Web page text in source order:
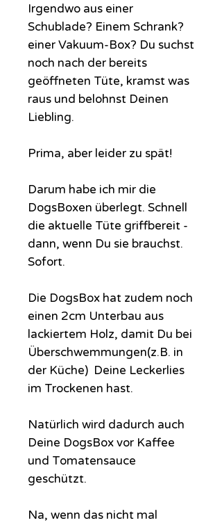
Irgendwo aus einer
Schublade? Einem Schrank?
einer Vakuum-Box? Du suchst
noch nach der bereits
geöffneten Tüte, kramst was
raus und belohnst Deinen
Liebling.
Prima, aber leider zu spät!
Darum habe ich mir die
DogsBoxen überlegt. Schnell
die aktuelle Tüte griffbereit -
dann, wenn Du sie brauchst.
Sofort.
Die DogsBox hat zudem noch
einen 2cm Unterbau aus
lackiertem Holz, damit Du bei
Überschwemmungen(z.B. in
der Küche) Deine Leckerlies
im Trockenen hast.
Natürlich wird dadurch auch
Deine DogsBox vor Kaffee
und Tomatensauce
geschützt.
Na, wenn das nicht mal